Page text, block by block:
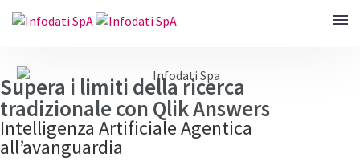
Supera i limiti della ricerca
tradizionale con Qlik Answers
Intelligenza Artificiale Agentica
all’avanguardia